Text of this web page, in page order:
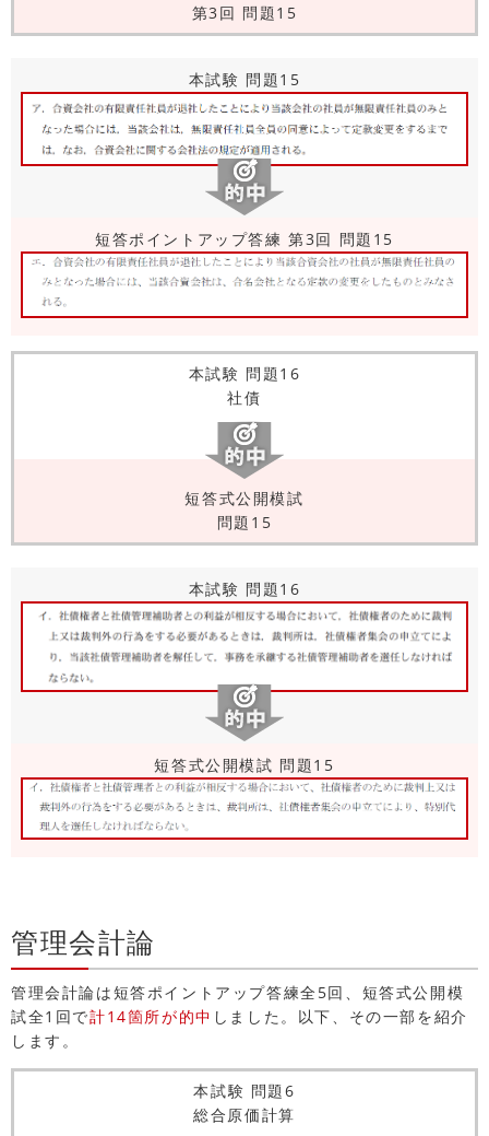
第3回 問題15
本試験 問題15
短答ポイントアップ答練 第3回 問題15
本試験 問題16
社債
短答式公開模試
問題15
本試験 問題16
短答式公開模試 問題15
管理会計論
管理会計論は短答ポイントアップ答練全5回、短答式公開模
試全1回で計14箇所が的中 しました。以下、その一部を紹介
します。
本試験 問題6
総合原価計算